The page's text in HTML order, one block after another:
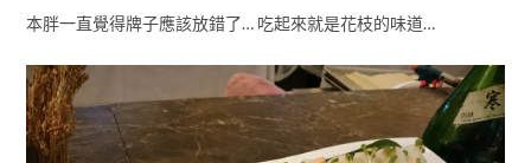
本胖一直覺得牌子應該放錯了… 吃起來就是花枝的味道…